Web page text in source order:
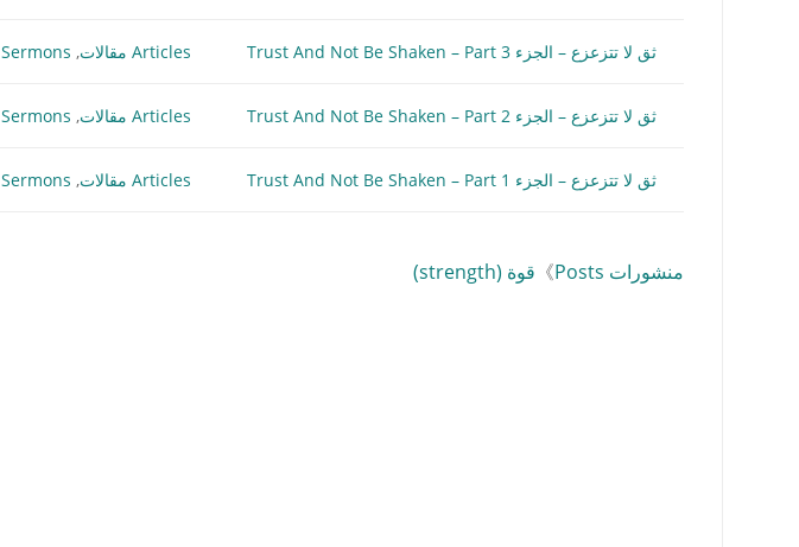
ثق لا تتزعزع – الجزء 3 Trust And Not Be Shaken – Part Articles مقالات , Sermons عظات
ثق لا تتزعزع – الجزء 2 Trust And Not Be Shaken – Part Articles مقالات , Sermons عظات
ثق لا تتزعزع – الجزء 1 Trust And Not Be Shaken – Part Articles مقالات , Sermons عظات
منشورات Posts 》 قوة (strength)